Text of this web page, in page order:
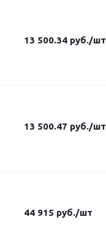
13 500.34 руб./шт
13 500.47 руб./шт
44 915 руб./шт